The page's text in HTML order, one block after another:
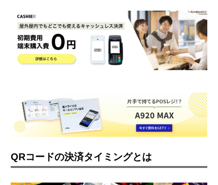
QRコードの決済タイミングとは